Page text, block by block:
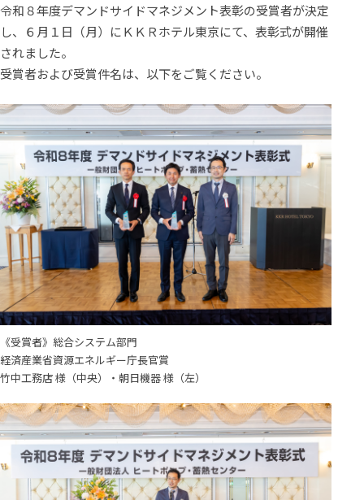
令和８年度デマンドサイドマネジメント表彰の受賞者が決定
し、６月１日（月）にＫＫＲホテル東京にて、表彰式が開催
されました。
受賞者および受賞件名は、以下をご覧ください。
《受賞者》総合システム部門
経済産業省資源エネルギー庁長官賞
竹中工務店 様（中央）・朝日機器 様（左）